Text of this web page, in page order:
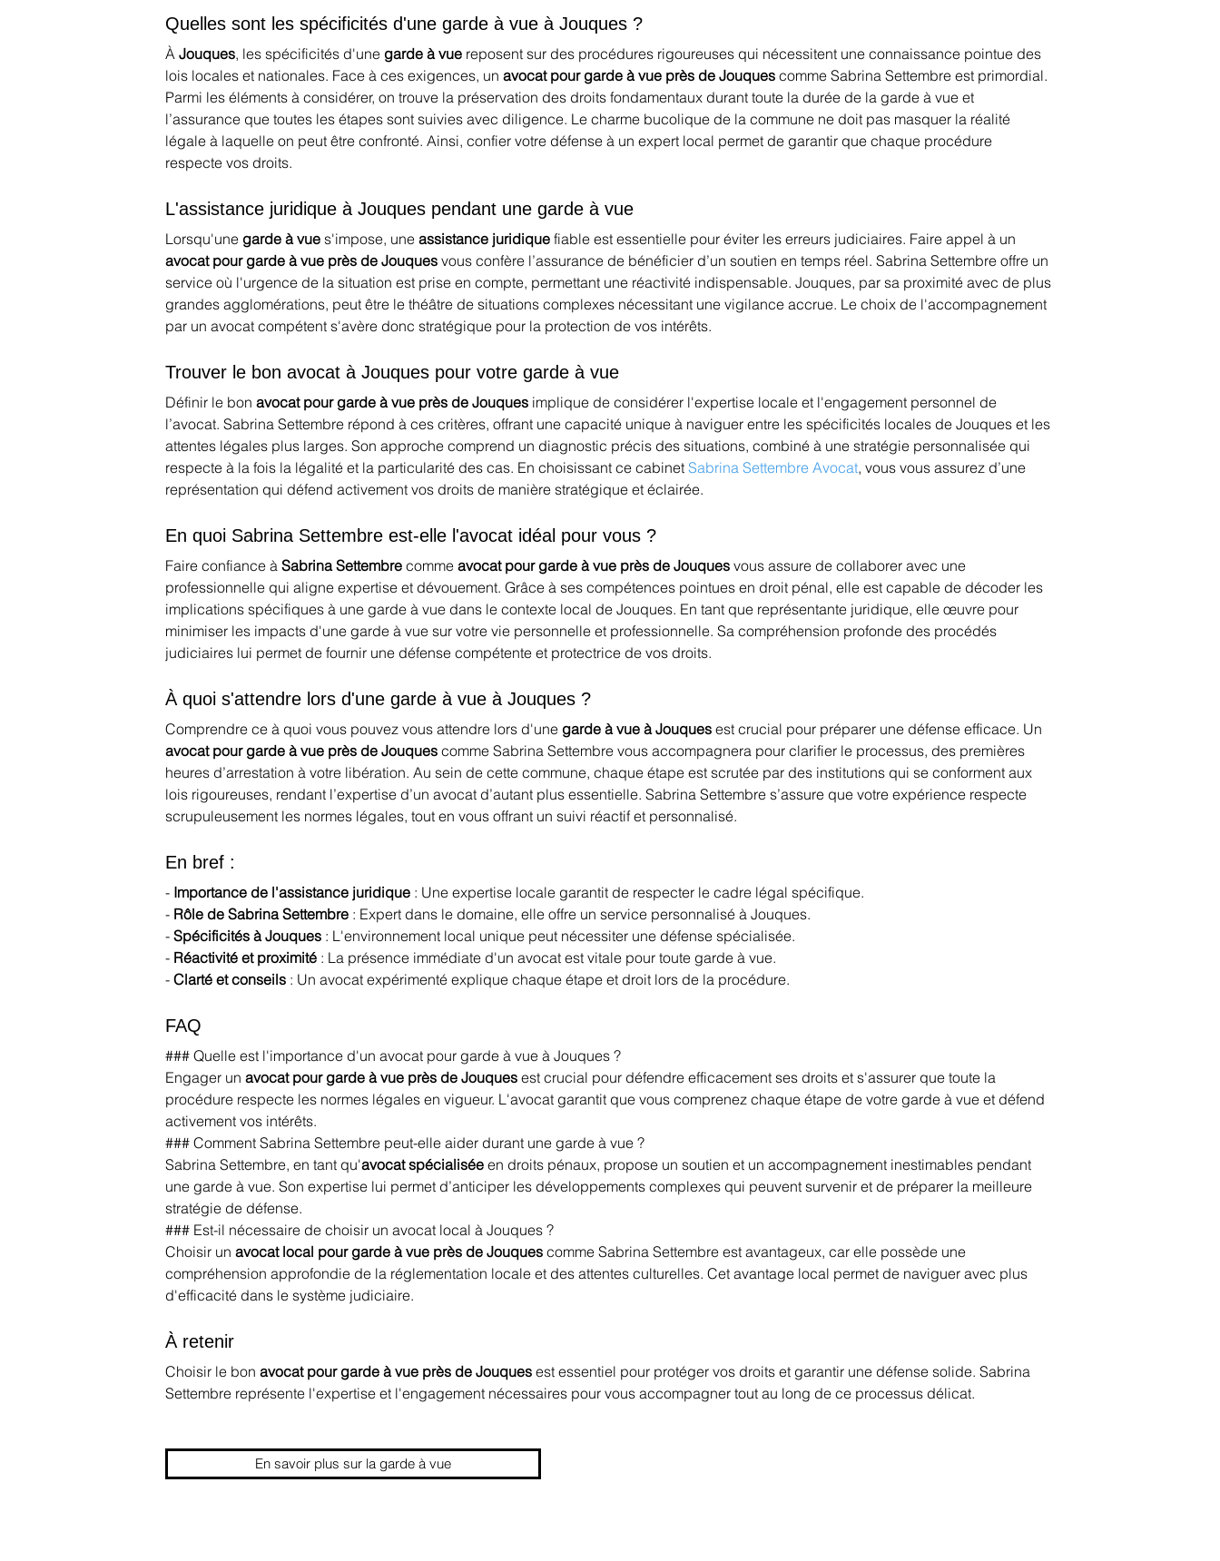
Quelles sont les spécificités d'une garde à vue à Jouques ?
À Jouques, les spécificités d'une garde à vue reposent sur des procédures rigoureuses qui nécessitent une connaissance pointue des
lois locales et nationales. Face à ces exigences, un avocat pour garde à vue près de Jouques comme Sabrina Settembre est primordial.
Parmi les éléments à considérer, on trouve la préservation des droits fondamentaux durant toute la durée de la garde à vue et
l’assurance que toutes les étapes sont suivies avec diligence. Le charme bucolique de la commune ne doit pas masquer la réalité
légale à laquelle on peut être confronté. Ainsi, confier votre défense à un expert local permet de garantir que chaque procédure
respecte vos droits.
L'assistance juridique à Jouques pendant une garde à vue
Lorsqu'une garde à vue s'impose, une assistance juridique fiable est essentielle pour éviter les erreurs judiciaires. Faire appel à un
avocat pour garde à vue près de Jouques vous confère l’assurance de bénéficier d’un soutien en temps réel. Sabrina Settembre offre un
service où l'urgence de la situation est prise en compte, permettant une réactivité indispensable. Jouques, par sa proximité avec de plus
grandes agglomérations, peut être le théâtre de situations complexes nécessitant une vigilance accrue. Le choix de l'accompagnement
par un avocat compétent s'avère donc stratégique pour la protection de vos intérêts.
Trouver le bon avocat à Jouques pour votre garde à vue
Définir le bon avocat pour garde à vue près de Jouques implique de considérer l'expertise locale et l'engagement personnel de
l’avocat. Sabrina Settembre répond à ces critères, offrant une capacité unique à naviguer entre les spécificités locales de Jouques et les
attentes légales plus larges. Son approche comprend un diagnostic précis des situations, combiné à une stratégie personnalisée qui
respecte à la fois la légalité et la particularité des cas. En choisissant ce cabinet Sabrina Settembre Avocat, vous vous assurez d’une
représentation qui défend activement vos droits de manière stratégique et éclairée.
En quoi Sabrina Settembre est-elle l'avocat idéal pour vous ?
Faire confiance à Sabrina Settembre comme avocat pour garde à vue près de Jouques vous assure de collaborer avec une
professionnelle qui aligne expertise et dévouement. Grâce à ses compétences pointues en droit pénal, elle est capable de décoder les
implications spécifiques à une garde à vue dans le contexte local de Jouques. En tant que représentante juridique, elle œuvre pour
minimiser les impacts d'une garde à vue sur votre vie personnelle et professionnelle. Sa compréhension profonde des procédés
judiciaires lui permet de fournir une défense compétente et protectrice de vos droits.
À quoi s'attendre lors d'une garde à vue à Jouques ?
Comprendre ce à quoi vous pouvez vous attendre lors d'une garde à vue à Jouques est crucial pour préparer une défense efficace. Un
avocat pour garde à vue près de Jouques comme Sabrina Settembre vous accompagnera pour clarifier le processus, des premières
heures d’arrestation à votre libération. Au sein de cette commune, chaque étape est scrutée par des institutions qui se conforment aux
lois rigoureuses, rendant l’expertise d’un avocat d’autant plus essentielle. Sabrina Settembre s’assure que votre expérience respecte
scrupuleusement les normes légales, tout en vous offrant un suivi réactif et personnalisé.
En bref :
- Importance de l'assistance juridique : Une expertise locale garantit de respecter le cadre légal spécifique.
- Rôle de Sabrina Settembre : Expert dans le domaine, elle offre un service personnalisé à Jouques.
- Spécificités à Jouques : L'environnement local unique peut nécessiter une défense spécialisée.
- Réactivité et proximité : La présence immédiate d'un avocat est vitale pour toute garde à vue.
- Clarté et conseils : Un avocat expérimenté explique chaque étape et droit lors de la procédure.
FAQ
### Quelle est l'importance d'un avocat pour garde à vue à Jouques ?
Engager un avocat pour garde à vue près de Jouques est crucial pour défendre efficacement ses droits et s'assurer que toute la
procédure respecte les normes légales en vigueur. L'avocat garantit que vous comprenez chaque étape de votre garde à vue et défend
activement vos intérêts.
### Comment Sabrina Settembre peut-elle aider durant une garde à vue ?
Sabrina Settembre, en tant qu'avocat spécialisée en droits pénaux, propose un soutien et un accompagnement inestimables pendant
une garde à vue. Son expertise lui permet d’anticiper les développements complexes qui peuvent survenir et de préparer la meilleure
stratégie de défense.
### Est-il nécessaire de choisir un avocat local à Jouques ?
Choisir un avocat local pour garde à vue près de Jouques comme Sabrina Settembre est avantageux, car elle possède une
compréhension approfondie de la réglementation locale et des attentes culturelles. Cet avantage local permet de naviguer avec plus
d'efficacité dans le système judiciaire.
À retenir
Choisir le bon avocat pour garde à vue près de Jouques est essentiel pour protéger vos droits et garantir une défense solide. Sabrina
Settembre représente l'expertise et l'engagement nécessaires pour vous accompagner tout au long de ce processus délicat.
En savoir plus sur la garde à vue